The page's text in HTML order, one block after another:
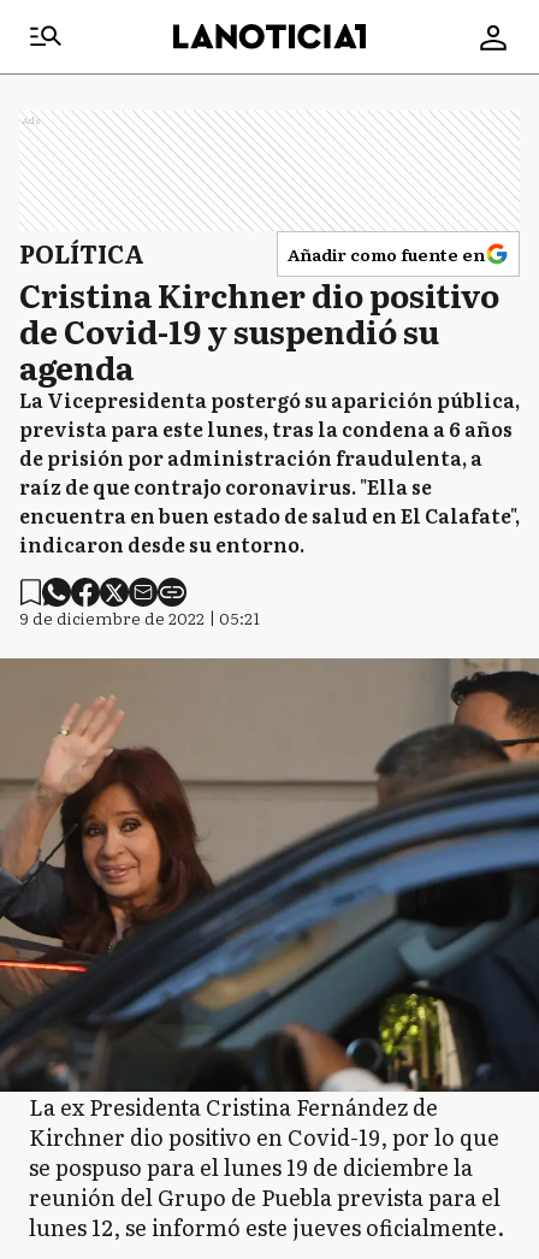
Ads
POLÍTICA Añadir como fuente en
Cristina Kirchner dio positivo
de Covid-19 y suspendió su
agenda
La Vicepresidenta postergó su aparición pública,
prevista para este lunes, tras la condena a 6 años
de prisión por administración fraudulenta, a
raíz de que contrajo coronavirus. "Ella se
encuentra en buen estado de salud en El Calafate",
indicaron desde su entorno.
9 de diciembre de 2022 | 05:21
La ex Presidenta Cristina Fernández de
Kirchner dio positivo en Covid-19, por lo que
se pospuso para el lunes 19 de diciembre la
reunión del Grupo de Puebla prevista para el
lunes 12, se informó este jueves oficialmente.